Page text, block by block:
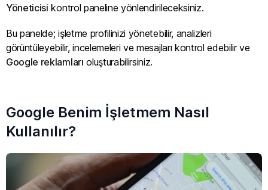
Yöneticisi kontrol paneline yönlendirileceksiniz.
Bu panelde; işletme profilinizi yönetebilir, analizleri
görüntüleyebilir, incelemeleri ve mesajları kontrol edebilir ve
Google reklamları oluşturabilirsiniz.
Google Benim İşletmem Nasıl
Kullanılır?